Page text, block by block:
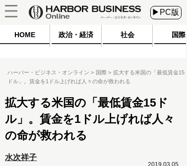
▶PC版
HOME 政治・経済 社会 国際
ハーバー・ビジネス・オンライン 国際
拡大する米国の「最低賃金15
ドル」。賃金を1ドル上げれば人々の命が救われる
拡大する米国の「最低賃金15ド
ル」。賃金を1ドル上げれば人々
の命が救われる
水次祥子